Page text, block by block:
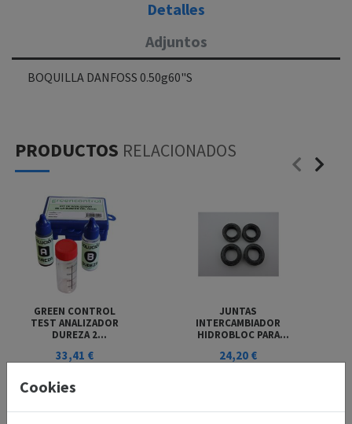
Detalles
Adjuntos
BOQUILLA DANFOSS 0.50g60"S
PRODUCTOS RELACIONADOS
GREEN CONTROL
TEST ANALIZADOR
DUREZA 2
33,41 €
JUNTAS
INTERCAMBIADOR
HIDROBLOC PARA
GAVIN
24,20 €
Cookies